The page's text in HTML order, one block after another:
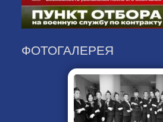
ФОТОГАЛЕРЕЯ